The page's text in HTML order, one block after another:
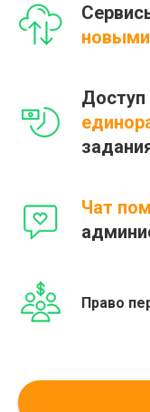
Доступ
Чат
Право